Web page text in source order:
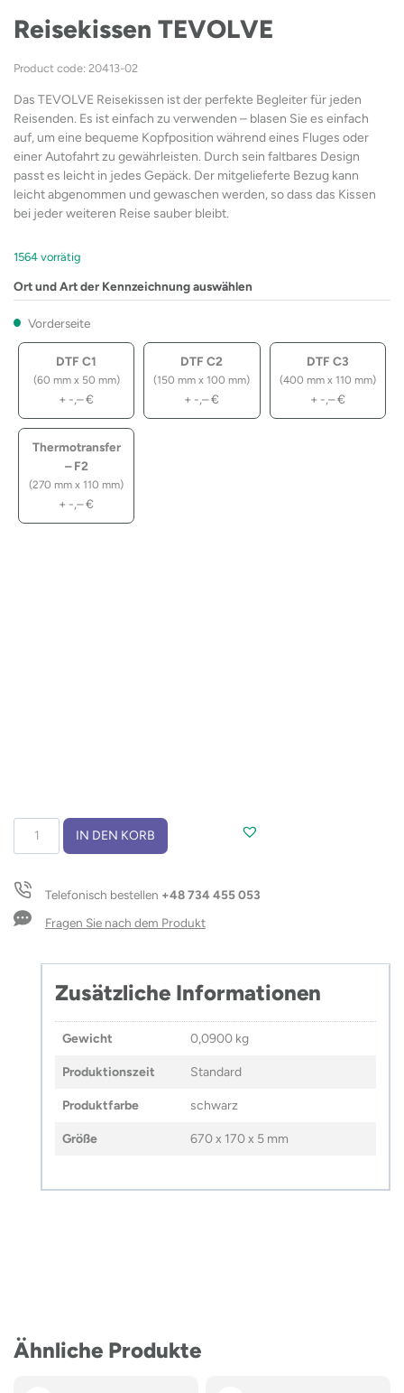
Reisekissen TEVOLVE
Product code: 20413-02
Das TEVOLVE Reisekissen ist der perfekte Begleiter für jeden
Reisenden. Es ist einfach zu verwenden – blasen Sie es einfach
auf, um eine bequeme Kopfposition während eines Fluges oder
einer Autofahrt zu gewährleisten. Durch sein faltbares Design
passt es leicht in jedes Gepäck. Der mitgelieferte Bezug kann
leicht abgenommen und gewaschen werden, so dass das Kissen
bei jeder weiteren Reise sauber bleibt.
1564 vorrätig
Ort und Art der Kennzeichnung auswählen
Vorderseite
DTF C1
(60 mm x 50 mm)
+ -,–€
DTF C2
(150 mm x 100 mm)
+ -,–€
DTF C3
(400 mm x 110 mm)
+ -,–€
Thermotransfer
– F2
(270 mm x 110 mm)
+ -,–€
Reisekissen
TEVOLVE
IN DEN KORB
Telefonisch bestellen +48 734 455 053
Fragen Sie nach dem Produkt
Zusätzliche Informationen
Gewicht 0,0900 kg
Produktionszeit Standard
Produktfarbe schwarz
Größe 670 x 170 x 5 mm
Ähnliche Produkte